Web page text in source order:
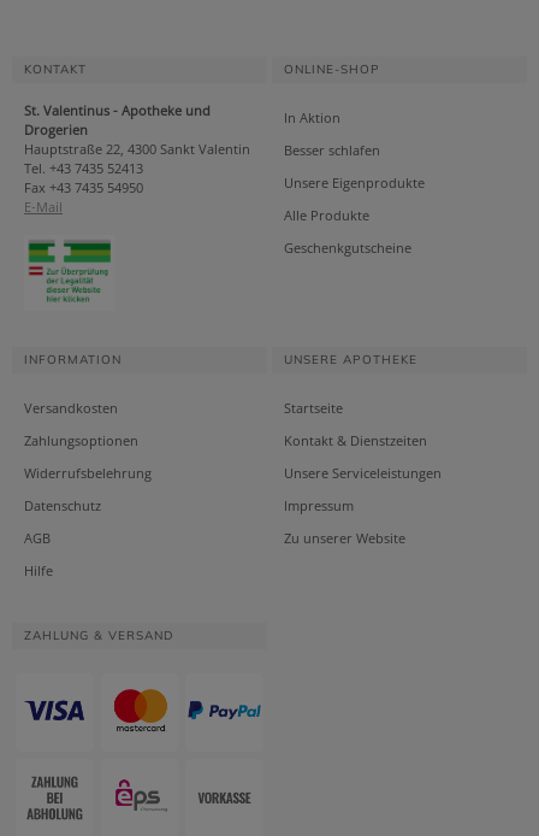
KONTAKT
St. Valentinus - Apotheke und
Drogerien
Hauptstraße 22, 4300 Sankt Valentin
Tel. +43 7435 52413
Fax +43 7435 54950
E-Mail
ONLINE-SHOP
In Aktion
Besser schlafen
Unsere Eigenprodukte
Alle Produkte
Geschenkgutscheine
INFORMATION
Versandkosten
Zahlungsoptionen
Widerrufsbelehrung
Datenschutz
AGB
Hilfe
UNSERE APOTHEKE
Startseite
Kontakt & Dienstzeiten
Unsere Serviceleistungen
Impressum
Zu unserer Website
ZAHLUNG & VERSAND